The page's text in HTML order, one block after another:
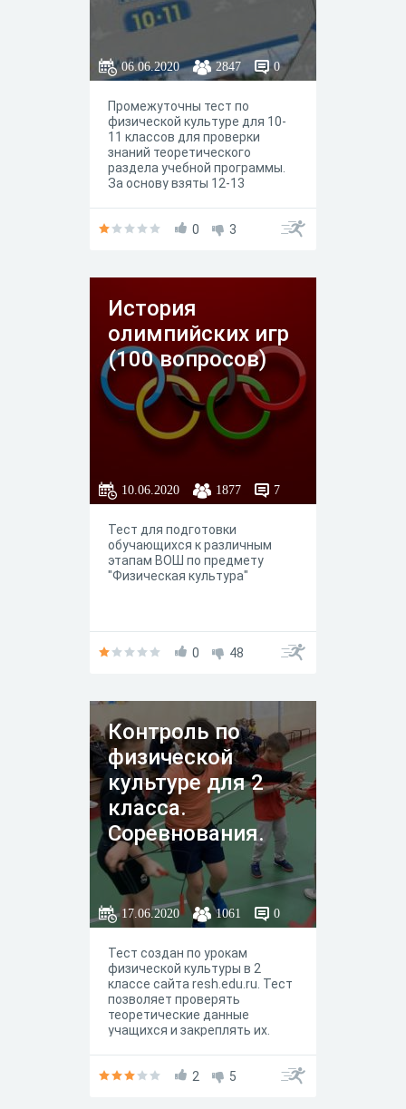
06.06.2020 2847 0
Промежуточны тест по
физической культуре для 10-
11 классов для проверки
знаний теоретического
раздела учебной программы.
За основу взяты 12-13
класс", базовый уровень, М.:
0 3
История
олимпийских игр
(100 вопросов)
10.06.2020 1877 7
Тест для подготовки
обучающихся к различным
этапам ВОШ по предмету
"Физическая культура"
0 48
Контроль по
физической
культуре для 2
класса.
Соревнования.
17.06.2020 1061 0
Тест создан по урокам
физической культуры в 2
классе сайта resh.edu.ru. Тест
позволяет проверять
теоретические данные
учащихся и закреплять их.
2 5